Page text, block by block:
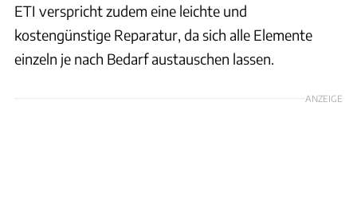
ETI verspricht zudem eine leichte und
kostengünstige Reparatur, da sich alle Elemente
einzeln je nach Bedarf austauschen lassen.
ANZEIGE